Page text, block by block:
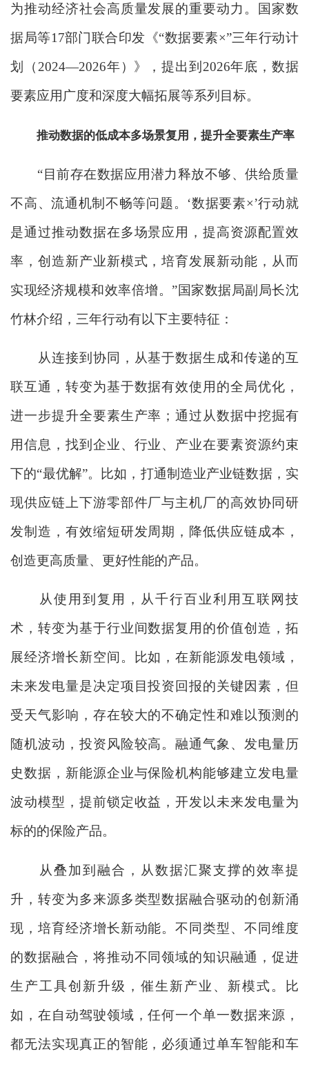
为推动经济社会高质量发展的重要动力。国家数
据局等17部门联合印发《“数据要素×”三年行动计
划（2024—2026年）》，提出到2026年底，数据
要素应用广度和深度大幅拓展等系列目标。
推动数据的低成本多场景复用，提升全要素生产率
“目前存在数据应用潜力释放不够、供给质量
不高、流通机制不畅等问题。‘数据要素×’行动就
是通过推动数据在多场景应用，提高资源配置效
率，创造新产业新模式，培育发展新动能，从而
实现经济规模和效率倍增。”国家数据局副局长沈
竹林介绍，三年行动有以下主要特征：
从连接到协同，从基于数据生成和传递的互
联互通，转变为基于数据有效使用的全局优化，
进一步提升全要素生产率；通过从数据中挖掘有
用信息，找到企业、行业、产业在要素资源约束
下的“最优解”。比如，打通制造业产业链数据，实
现供应链上下游零部件厂与主机厂的高效协同研
发制造，有效缩短研发周期，降低供应链成本，
创造更高质量、更好性能的产品。
从使用到复用，从千行百业利用互联网技
术，转变为基于行业间数据复用的价值创造，拓
展经济增长新空间。比如，在新能源发电领域，
未来发电量是决定项目投资回报的关键因素，但
受天气影响，存在较大的不确定性和难以预测的
随机波动，投资风险较高。融通气象、发电量历
史数据，新能源企业与保险机构能够建立发电量
波动模型，提前锁定收益，开发以未来发电量为
标的的保险产品。
从叠加到融合，从数据汇聚支撑的效率提
升，转变为多来源多类型数据融合驱动的创新涌
现，培育经济增长新动能。不同类型、不同维度
的数据融合，将推动不同领域的知识融通，促进
生产工具创新升级，催生新产业、新模式。比
如，在自动驾驶领域，任何一个单一数据来源，
都无法实现真正的智能，必须通过单车智能和车